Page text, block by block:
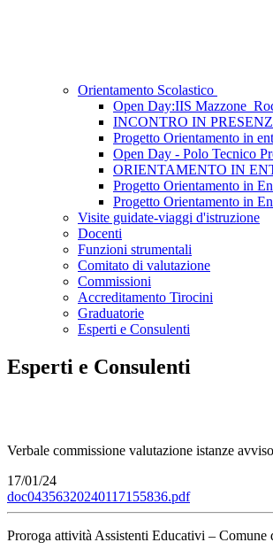
Orientamento Scolastico
Open Day:IIS
INCONTRO IN
Progetto Orientamento in
Open Day - Polo Tecnico
ORIENTAMENTO IN
Progetto Orientamento in
Progetto Orientamento in
Visite guidate-viaggi d'istruzione
Docenti
Funzioni strumentali
Comitato di valutazione
Commissioni
Accreditamento Tirocini
Graduatorie
Esperti e Consulenti
Esperti e Consulenti
Verbale commissione valutazione istanze
17/01/24
doc04356320240117155836.pdf
Proroga attività Assistenti Educativi – Comune